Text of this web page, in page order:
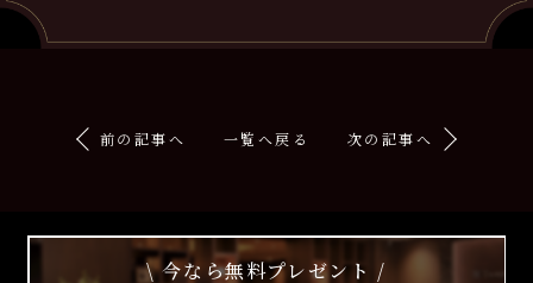
前の記事へ 一覧へ戻る 次の記事へ
\ 今なら無料プレゼント /